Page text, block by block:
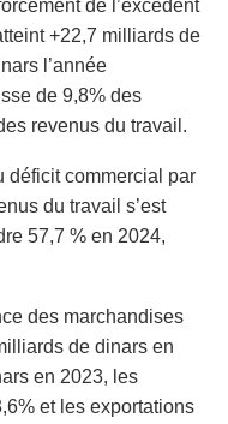
de l’excédent
+22,7 milliards de
l’année
de 9,8% des
revenus du travail.
déficit commercial par
du travail s’est
57,7 % en 2024,
des marchandises
de dinars en
en 2023, les
et les exportations